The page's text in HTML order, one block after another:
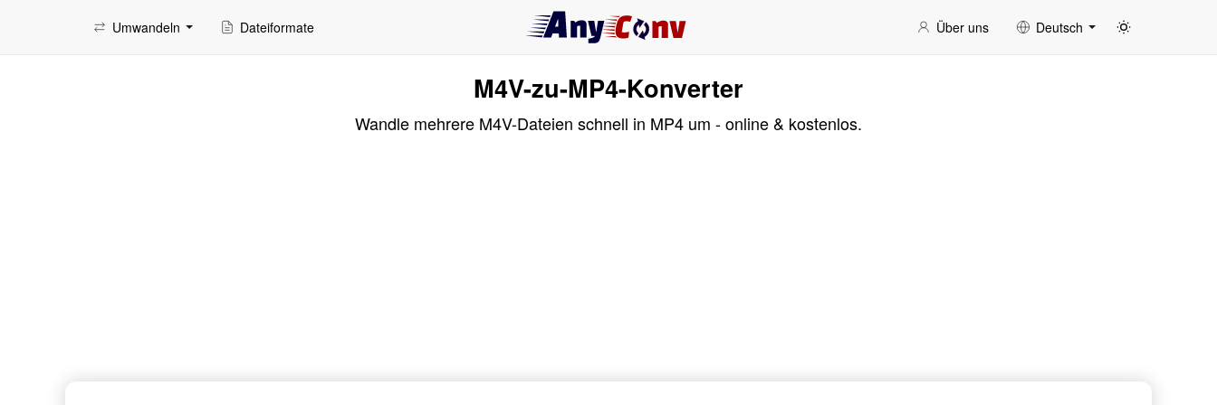
Umwandeln Dateiformate Über uns Deutsch
M4V-zu-MP4-Konverter
Wandle mehrere M4V-Dateien schnell in MP4 um - online & kostenlos.